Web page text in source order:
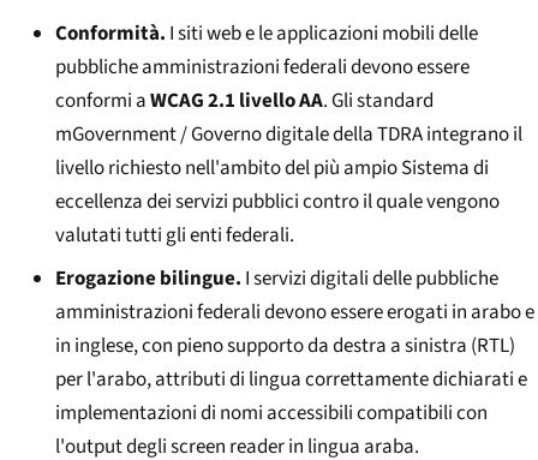
Conformità. I siti web e le applicazioni mobili delle
pubbliche amministrazioni federali devono essere
conformi aWCAG 2.1 livello AA. Gli standard
mGovernment / Governo digitale della TDRA integrano il
livello richiesto nell'ambito del più ampio Sistema di
eccellenza dei servizi pubblici contro il quale vengono
valutati tutti gli enti federali.
Erogazione bilingue. I servizi digitali delle pubbliche
amministrazioni federali devono essere erogati in arabo e
in inglese, con pieno supporto da destra a sinistra (RTL)
per l'arabo, attributi di lingua correttamente dichiarati e
implementazioni di nomi accessibili compatibili con
l'output degli screen reader in lingua araba.